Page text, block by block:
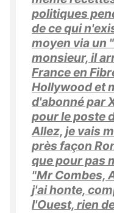
politiques
de ce qui
moyen via un
monsieur, il
France en
Hollywood et
d'abonné par
pour le poste
Allez, je vais
près façon
que pour pas
"Mr Combes,
j'ai honte,
l'Ouest, rien